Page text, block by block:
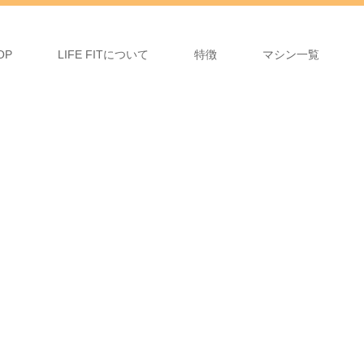
LIFE FITについて 特徴 マシン一覧